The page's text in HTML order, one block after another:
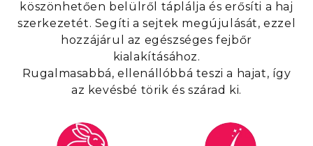
köszönhetően belülről táplálja és erősíti a haj
szerkezetét. Segíti a sejtek megújulását, ezzel
hozzájárul az egészséges fejbőr
kialakításához.
Rugalmasabbá, ellenállóbbá teszi a hajat, így
az kevésbé törik és szárad ki.